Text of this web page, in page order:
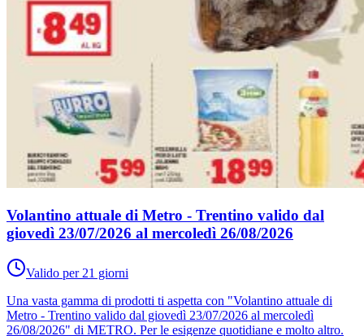
Volantino attuale di Metro - Trentino valido dal
giovedì 23/07/2026 al mercoledì 26/08/2026
Valido per 21 giorni
Una vasta gamma di prodotti ti aspetta con "Volantino attuale di
Metro - Trentino valido dal giovedì 23/07/2026 al mercoledì
26/08/2026" di METRO. Per le esigenze quotidiane e molto altro.